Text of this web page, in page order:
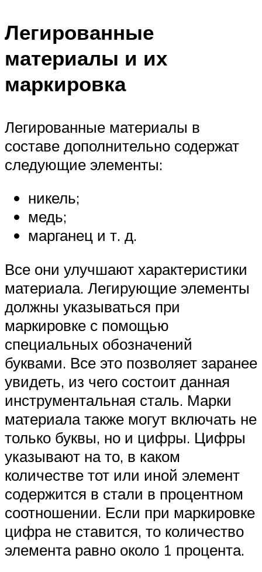
Легированные
материалы и их
маркировка
Легированные материалы в
составе дополнительно содержат
следующие элементы:
никель;
медь;
марганец и т. д.
Все они улучшают характеристики
материала. Легирующие элементы
должны указываться при
маркировке с помощью
специальных обозначений
буквами. Все это позволяет заранее
увидеть, из чего состоит данная
инструментальная сталь. Марки
материала также могут включать не
только буквы, но и цифры. Цифры
указывают на то, в каком
количестве тот или иной элемент
содержится в стали в процентном
соотношении. Если при маркировке
цифра не ставится, то количество
элемента равно около 1 процента.